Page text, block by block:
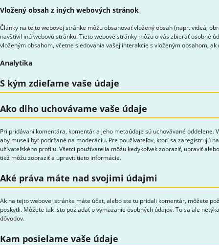
Vložený obsah z iných webových stránok
Články na tejto webovej stránke môžu obsahovať vložený obsah (napr. videá,
navštívil inú webovú stránku. Tieto webové stránky môžu o vás zbierať osobné
vloženým obsahom, včetne sledovania vašej interakcie s vloženým obsahom,
Analytika
S kým zdieľame vaše údaje
Ako dlho uchovávame vaše údaje
Pri pridávaní komentára, komentár a jeho metaúdaje sú uchovávané
aby museli byť podržané na moderáciu. Pre používateľov, ktorí sa zaregistrujú
užívateľského profilu. Všetci používatelia môžu kedykoľvek zobraziť, upraviť
tiež môžu zobraziť a upraviť tieto informácie.
Aké práva máte nad svojimi údajmi
Ak na tejto webovej stránke máte účet, alebo ste tu pridali komentár, môžete
poskytli. Môžete tak isto požiadať o vymazanie osobných údajov. To sa ale
dôvodov.
Kam posielame vaše údaje